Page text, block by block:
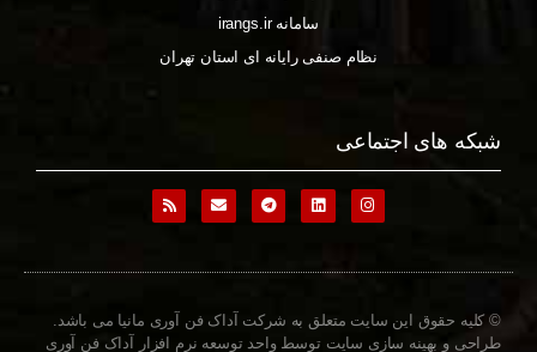
سامانه irangs.ir
نظام صنفی رایانه ای استان تهران
شبکه های اجتماعی
© کلیه حقوق این سایت متعلق به شرکت آداک فن آوری مانیا می باشد.
طراحی و بهینه سازی سایت توسط واحد توسعه نرم افزار آداک فن آوری